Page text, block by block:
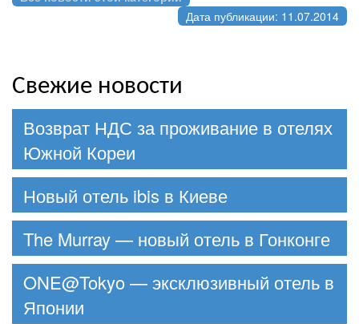
Дата публикации: 11.07.2014
Свежие новости
Возврат НДС за проживание в отелях
Южной Кореи
Новый отель ibis в Киеве
The Murray — новый отель в Гонконге
ONE@Tokyo — эксклюзивный отель в
Японии